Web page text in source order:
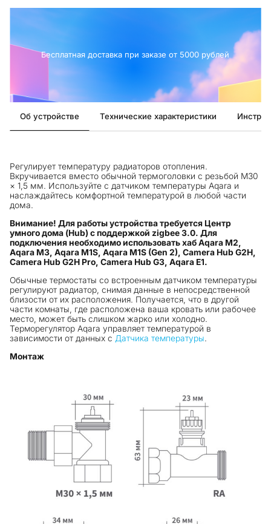
Бесплатная доставка при заказе от 5000 рублей
Об устройстве Технические характеристики
Регулирует температуру радиаторов отопления.
Вкручивается вместо обычной термоголовки с резьбой M30
× 1,5 мм. Используйте с датчиком температуры Aqara и
наслаждайтесь комфортной температурой в любой части
дома.
Внимание! Для работы устройства требуется Центр
умного дома (Hub) с поддержкой zigbee 3.0. Для
подключения необходимо использовать хаб Aqara M2,
Aqara M3, Aqara M1S, Aqara M1S (Gen 2), Camera Hub G2H,
Camera Hub G2H Pro, Camera Hub G3, Aqara E1.
Обычные термостаты со встроенным датчиком температуры
регулируют радиатор, снимая данные в непосредственной
близости от их расположения. Получается, что в другой
части комнаты, где расположена ваша кровать или рабочее
место, может быть слишком жарко или холодно.
Терморегулятор Aqara управляет температурой в
зависимости от данных с Датчика температуры.
Монтаж